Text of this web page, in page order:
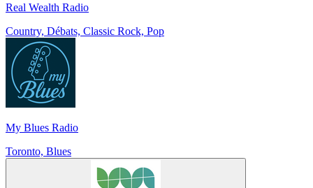
Real Wealth Radio
Country, Débats, Classic Rock, Pop
My Blues Radio
Toronto, Blues